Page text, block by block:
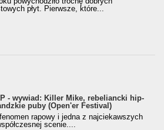
płyt. Pierwsze, które...
- wywiad: Killer Mike, rebeliancki hip-
puby (Open'er Festival)
rapowy i jedna z najciekawszych
scenie....